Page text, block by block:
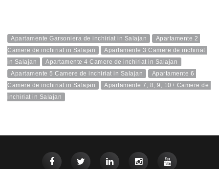
Apartamente Garsoniera de inchiriat in Salajan
Apartamente 2
Camere de inchiriat in Salajan
Apartamente 3 Camere de inchiriat
in Salajan
Apartamente 4 Camere de inchiriat in Salajan
Apartamente 5 Camere de inchiriat in Salajan
Apartamente 6
Camere de inchiriat in Salajan
Apartamente 7, 8, 9, 10+ Camere de
inchiriat in Salajan